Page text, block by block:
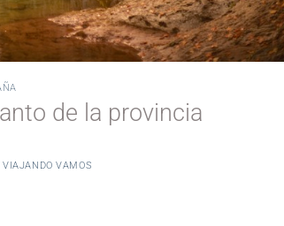
de la provincia
VIAJANDO VAMOS